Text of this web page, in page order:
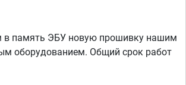
в память ЭБУ новую прошивку нашим
оборудованием. Общий срок работ